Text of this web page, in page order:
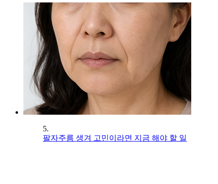
5.
팔자주름 생겨 고민이라면 지금 해야 할 일